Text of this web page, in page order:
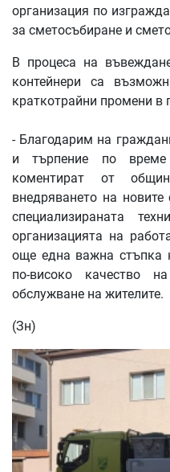
организация по
за сметосъбиране и
В процеса на
контейнери са
краткотрайни промени в
- Благодарим на
и търпение по
коментират от
внедряването на
специализираната
организацията на
още една важна стъпка
по-високо качество
обслужване на жителите.
(Зн)